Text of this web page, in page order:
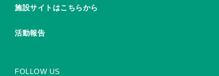
施設サイトはこちらから
活動報告
FOLLOW US